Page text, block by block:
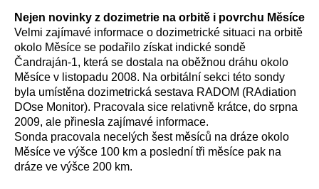
Nejen novinky z dozimetrie na orbitě i povrchu Měsíce
Velmi zajímavé informace o dozimetrické situaci na orbitě
okolo Měsíce se podařilo získat indické sondě
Čandraján-1, která se dostala na oběžnou dráhu okolo
Měsíce v listopadu 2008. Na orbitální sekci této sondy
byla umístěna dozimetrická sestava RADOM (RAdiation
DOse Monitor). Pracovala sice relativně krátce, do srpna
2009, ale přinesla zajímavé informace.
Sonda pracovala necelých šest měsíců na dráze okolo
Měsíce ve výšce 100 km a poslední tři měsíce pak na
dráze ve výšce 200 km.